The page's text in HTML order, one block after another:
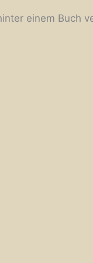
einem Buch